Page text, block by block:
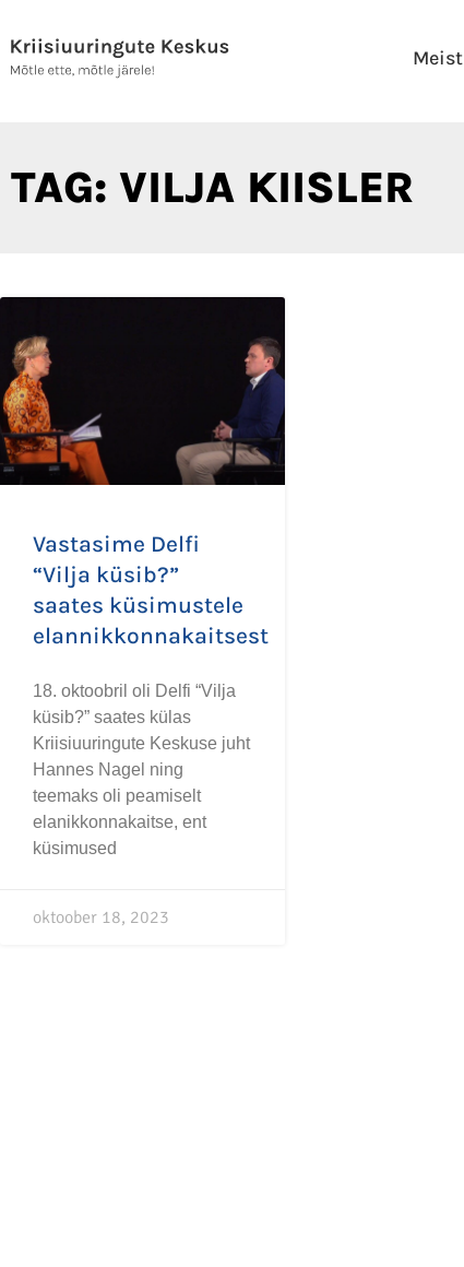
to
content
Meist
TAG: VILJA KIISLER
Vastasime Delfi
“Vilja küsib?”
saates küsimustele
elannikkonnakaitsest
18. oktoobril oli Delfi “Vilja
küsib?” saates külas
Kriisiuuringute Keskuse juht
Hannes Nagel ning
teemaks oli peamiselt
elanikkonnakaitse, ent
küsimused
oktoober 18, 2023